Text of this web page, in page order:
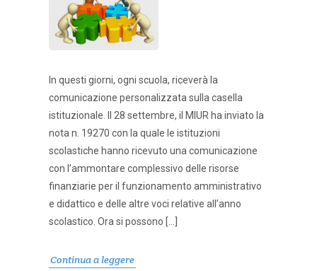
In questi giorni, ogni scuola, riceverà la
comunicazione personalizzata sulla casella
istituzionale. Il 28 settembre, il MIUR ha inviato la
nota n. 19270 con la quale le istituzioni
scolastiche hanno ricevuto una comunicazione
con l’ammontare complessivo delle risorse
finanziarie per il funzionamento amministrativo
e didattico e delle altre voci relative all’anno
scolastico. Ora si possono […]
Continua a leggere